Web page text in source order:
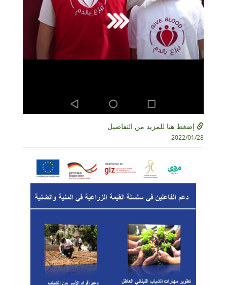
إضغط هنا للمزيد من التفاصيل
2022/01/28